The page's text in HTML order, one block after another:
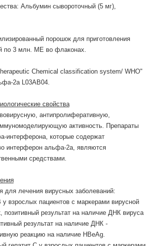
Альбумин сывороточный (5 мг),
порошок для приготовления
по 3 млн. МЕ во флаконах.
Chemical classification system/ WHO"
2a L03AB04.
свойства
антипролиферативную,
активность. Препараты
интерферона, которые содержат
интерферон альфа-2а, являются
средствами.
для лечения вирусных заболеваний:
у взрослых пациентов с маркерами вирусной
позитивный результат на наличие ДНК вируса
результат на наличие ДНК -
реакцию на наличие HBeAg.